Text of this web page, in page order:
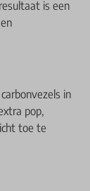
is een
in
pop,
toe te